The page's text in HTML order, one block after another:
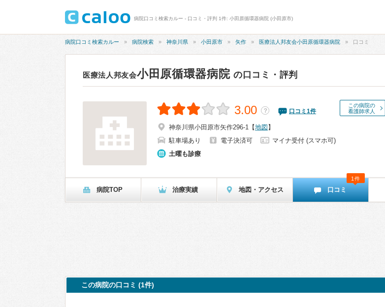
病院口コミ検索カルー - 口コミ・評判 1件: 小田原循環器病院 (小田原市)
病院口コミ検索カルー 病院検索 神奈川県 小田原市 矢作 医療法人邦友会小田原循環器病院 口コミ
医療法人邦友会小田原循環器病院 の口コミ・評判
この病院の
看護師求人
3.00 ？ 口コミ 1件
神奈川県小田原市矢作296-1 【地図 】
駐車場あり
電子決済可
マイナ受付 (スマホ可)
土曜も診療
病院TOP 治療実績 地図・アクセス 口コミ
1件
この病院の口コミ (1件)